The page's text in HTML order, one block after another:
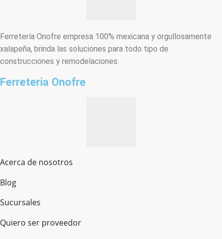
Ferretería Onofre empresa 100% mexicana y orgullosamente
xalapeña, brinda las soluciones para todo tipo de
construcciones y remodelaciones.
Ferreteria Onofre
Acerca de nosotros
Blog
Sucursales
Quiero ser proveedor